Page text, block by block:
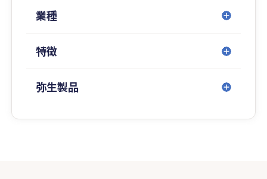
業種
特徴
弥生製品